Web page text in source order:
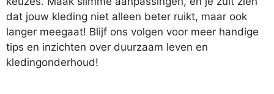
dat jouw kleding niet alleen beter ruikt, maar ook
langer meegaat! Blijf ons volgen voor meer handige
tips en inzichten over duurzaam leven en
kledingonderhoud!